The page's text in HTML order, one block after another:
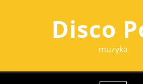
Disco
muzyka